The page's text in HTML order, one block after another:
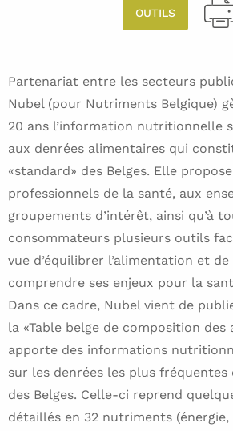
OUTILS
Partenariat entre les secteurs
Nubel (pour Nutriments Belgique)
20 ans l’information nutritionnelle
aux denrées alimentaires qui
«standard» des Belges. Elle
professionnels de la santé, aux
groupements d’intérêt, ainsi qu’à
consommateurs plusieurs outils
vue d’équilibrer l’alimentation et de
comprendre ses enjeux pour la
Dans ce cadre, Nubel vient de
la «Table belge de composition des
apporte des informations
sur les denrées les plus fréquentes
des Belges. Celle-ci reprend
détaillés en 32 nutriments (énergie,